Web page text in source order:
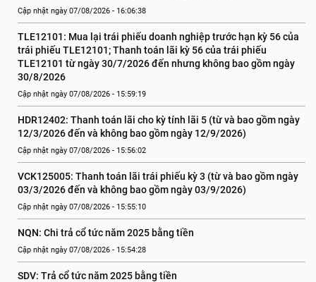
Cập nhật ngày 07/08/2026 - 16:06:38
TLE12101: Mua lại trái phiếu doanh nghiệp trước hạn kỳ 56 của
trái phiếu TLE12101; Thanh toán lãi kỳ 56 của trái phiếu
TLE12101 từ ngày 30/7/2026 đến nhưng không bao gồm ngày
30/8/2026
Cập nhật ngày 07/08/2026 - 15:59:19
HDR12402: Thanh toán lãi cho kỳ tính lãi 5 (từ và bao gồm ngày
12/3/2026 đến và không bao gồm ngày 12/9/2026)
Cập nhật ngày 07/08/2026 - 15:56:02
VCK125005: Thanh toán lãi trái phiếu kỳ 3 (từ và bao gồm ngày
03/3/2026 đến và không bao gồm ngày 03/9/2026)
Cập nhật ngày 07/08/2026 - 15:55:10
NQN: Chi trả cổ tức năm 2025 bằng tiền
Cập nhật ngày 07/08/2026 - 15:54:28
SDV: Trả cổ tức năm 2025 bằng tiền